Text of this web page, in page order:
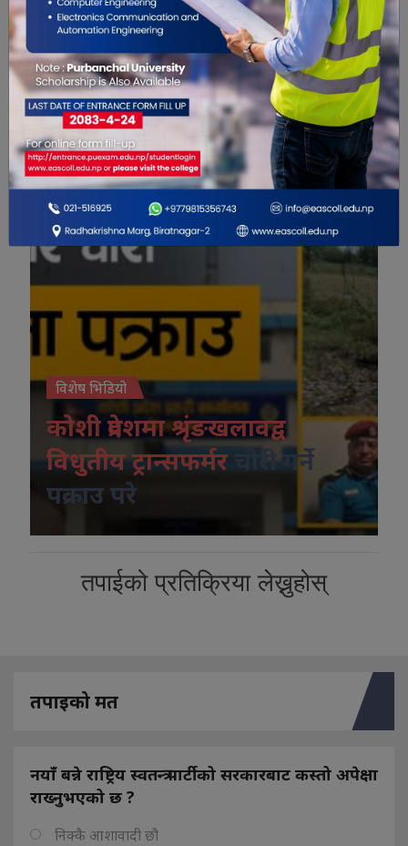
विशेष भिडियो
विशेष भिडियो
कोशी प्रदेशमा श्रृंङखलावद्व
विधुतीय ट्रान्सफर्मर
चोरी गर्ने
पक्राउ परे
तपाईको प्रतिक्रिया लेख्नुहोस्
तपाइको मत
नयाँ बन्ने राष्ट्रिय स्वतन्त्र पार्टीको सरकारबाट कस्तो अपेक्षा
राख्नुभएको छ ?
निक्कै आशावादी छौ